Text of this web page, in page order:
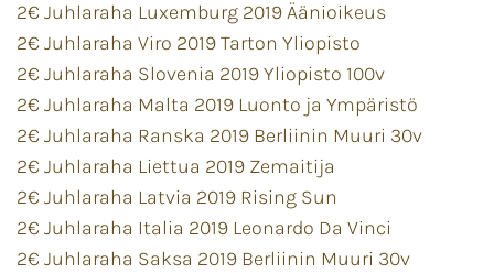
2€ Juhlaraha Luxemburg 2019 Äänioikeus
2€ Juhlaraha Viro 2019 Tarton Yliopisto
2€ Juhlaraha Slovenia 2019 Yliopisto 100v
2€ Juhlaraha Malta 2019 Luonto ja Ympäristö
2€ Juhlaraha Ranska 2019 Berliinin Muuri 30v
2€ Juhlaraha Liettua 2019 Zemaitija
2€ Juhlaraha Latvia 2019 Rising Sun
2€ Juhlaraha Italia 2019 Leonardo Da Vinci
2€ Juhlaraha Saksa 2019 Berliinin Muuri 30v